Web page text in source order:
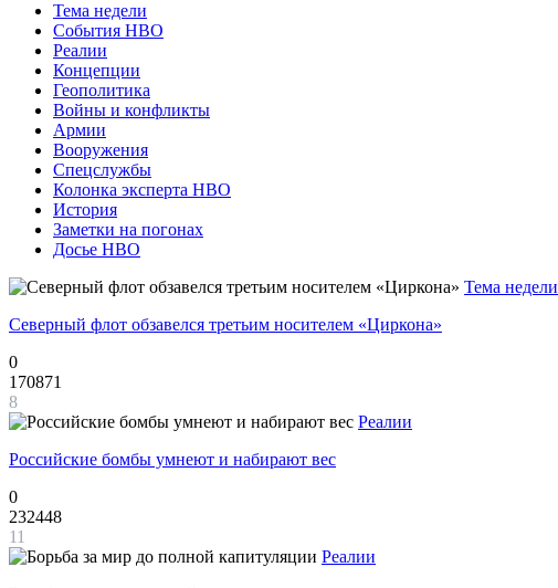
Тема недели
События НВО
Реалии
Концепции
Геополитика
Войны и конфликты
Армии
Вооружения
Спецслужбы
Колонка эксперта НВО
История
Заметки на погонах
Досье НВО
Тема недели
Северный флот обзавелся третьим носителем «Циркона»
0
170871
8
Реалии
Российские бомбы умнеют и набирают вес
0
232448
11
Реалии